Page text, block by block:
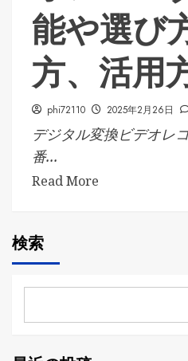
能や選び
方、活用
phi72110 2025年2月26日
デジタル変換ビデオレ
番...
Read More
検索